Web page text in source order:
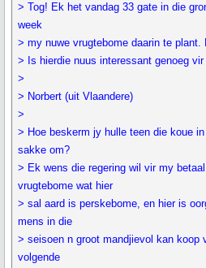
> Tog! Ek het vandag 33 gate in die
week
> my nuwe vrugtebome daarin te plant.
> Is hierdie nuus interessant genoeg vir
>
> Norbert (uit Vlaandere)
>
> Hoe beskerm jy hulle teen die koue
sakke om?
> Ek wens die regering wil vir my
vrugtebome wat hier
> sal aard is perskebome, en hier is
mens in die
> seisoen n groot mandjievol kan koop
volgende